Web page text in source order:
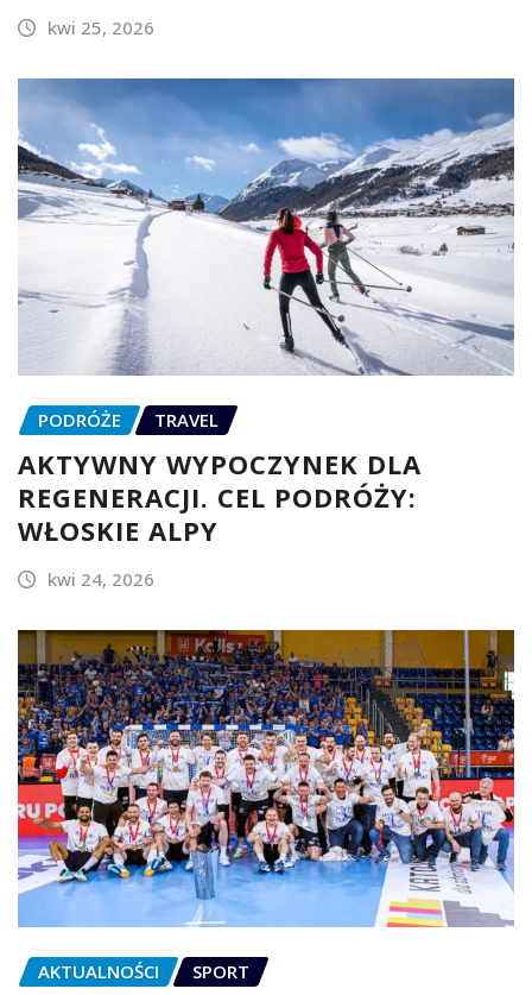
kwi 25, 2026
PODRÓŻE TRAVEL
AKTYWNY WYPOCZYNEK DLA
REGENERACJI. CEL PODRÓŻY:
WŁOSKIE ALPY
kwi 24, 2026
AKTUALNOŚCI SPORT